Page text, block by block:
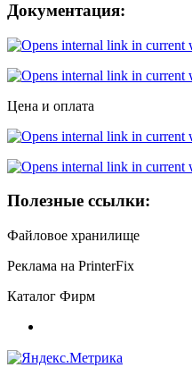
Документация:
Цена и оплата
Полезные ссылки:
Файловое хранилище
Реклама на PrinterFix
Каталог Фирм